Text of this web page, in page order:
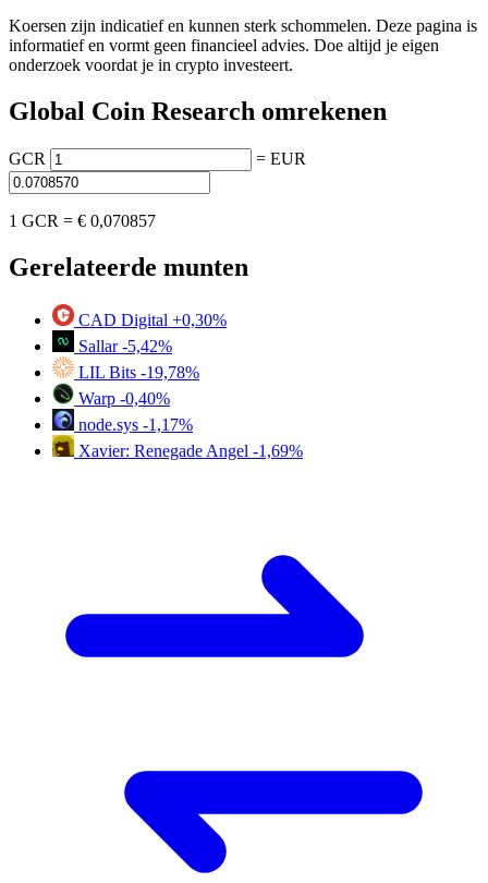
Koersen zijn indicatief en kunnen sterk schommelen. Deze pagina is
informatief en vormt geen financieel advies. Doe altijd je eigen
onderzoek voordat je in crypto investeert.
Global Coin Research omrekenen
GCR = EUR
1 GCR = € 0,070857
Gerelateerde munten
CAD Digital +0,30%
Sallar -5,42%
LIL Bits -19,78%
Warp -0,40%
node.sys -1,17%
Xavier: Renegade Angel -1,69%